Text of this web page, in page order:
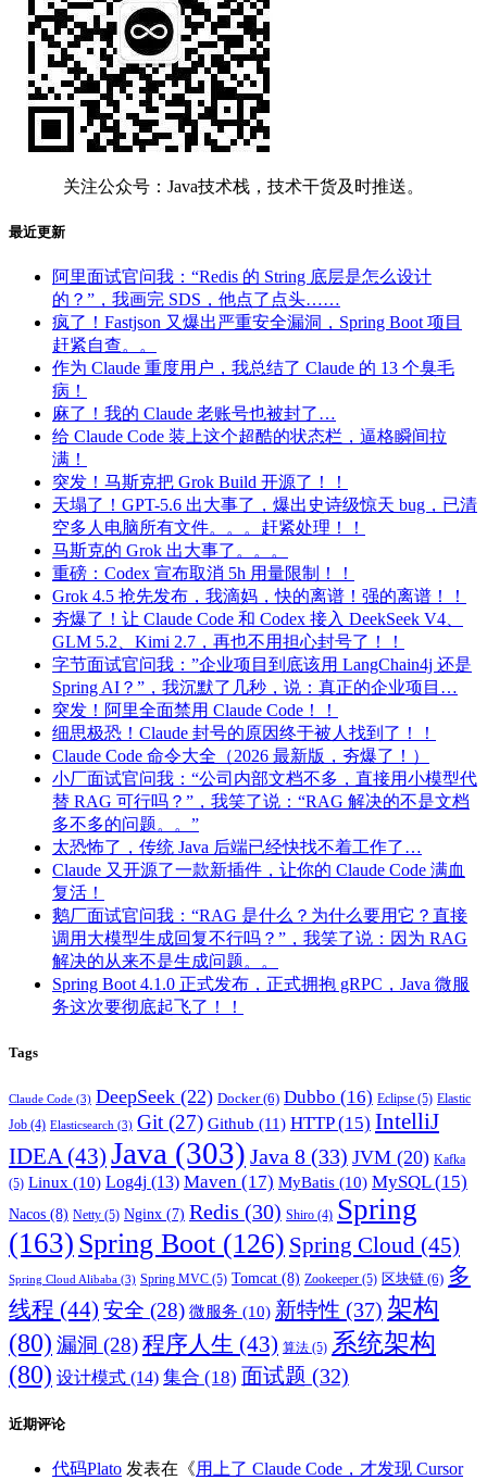
关注公众号：Java技术栈，技术干货及时推送。
最近更新
阿里面试官问我：“Redis 的 String 底层是怎么设计
的？”，我画完 SDS，他点了点头……
疯了！Fastjson 又爆出严重安全漏洞，Spring Boot 项目
赶紧自查。。
作为 Claude 重度用户，我总结了 Claude 的 13 个臭毛
病！
麻了！我的 Claude 老账号也被封了…
给 Claude Code 装上这个超酷的状态栏，逼格瞬间拉
满！
突发！马斯克把 Grok Build 开源了！！
天塌了！GPT-5.6 出大事了，爆出史诗级惊天 bug，已清
空多人电脑所有文件。。。赶紧处理！！
马斯克的 Grok 出大事了。。。
重磅：Codex 宣布取消 5h 用量限制！！
Grok 4.5 抢先发布，我滴妈，快的离谱！强的离谱！！
夯爆了！让 Claude Code 和 Codex 接入 DeekSeek V4、
GLM 5.2、Kimi 2.7，再也不用担心封号了！！
字节面试官问我：”企业项目到底该用 LangChain4j 还是
Spring AI？”，我沉默了几秒，说：真正的企业项目…
突发！阿里全面禁用 Claude Code！！
细思极恐！Claude 封号的原因终于被人找到了！！
Claude Code 命令大全（2026 最新版，夯爆了！）
小厂面试官问我：“公司内部文档不多，直接用小模型代
替 RAG 可行吗？”，我笑了说：“RAG 解决的不是文档
多不多的问题。。”
太恐怖了，传统 Java 后端已经快找不着工作了…
Claude 又开源了一款新插件，让你的 Claude Code 满血
复活！
鹅厂面试官问我：“RAG 是什么？为什么要用它？直接
调用大模型生成回复不行吗？”，我笑了说：因为 RAG
解决的从来不是生成问题。。
Spring Boot 4.1.0 正式发布，正式拥抱 gRPC，Java 微服
务这次要彻底起飞了！！
Tags
Claude Code (3) DeepSeek (22) Docker(6) Dubbo (16) Eclipse (5) Elastic
Job (4) Elasticsearch (3) Git (27) Github (11) HTTP(15) IntelliJ
IDEA (43) Java (303) Java 8 (33) JVM (20) Kafka
(5) Linux (10) Log4j (13) Maven (17) MyBatis (10) MySQL(15)
Nacos (8) Netty (5) Nginx (7) Redis (30) Shiro (4) Spring
(163) Spring Boot (126) Spring Cloud (45)
Spring Cloud Alibaba (3) Spring MVC (5) Tomcat (8) Zookeeper (5) 区块链 (6) 多
线程 (44) 安全 (28) 微服务 (10) 新特性 (37) 架构
(80) 漏洞 (28)程序人生 (43) 算法 (5) 系统架构
(80) 设计模式 (14) 集合 (18) 面试题 (32)
近期评论
代码Plato 发表在《用上了 Claude Code，才发现 Cursor